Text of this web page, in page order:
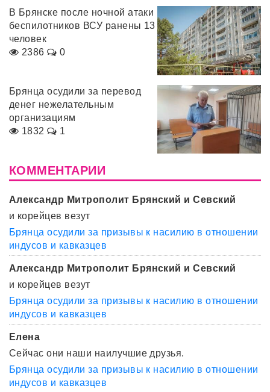
В Брянске после ночной атаки
беспилотников ВСУ ранены 13
человек
2386
0
Брянца осудили за перевод
денег нежелательным
организациям
1832
1
КОММЕНТАРИИ
Александр Митрополит Брянский и Севский
и корейцев везут
Брянца осудили за призывы к насилию в отношении
индусов и кавказцев
Александр Митрополит Брянский и Севский
и корейцев везут
Брянца осудили за призывы к насилию в отношении
индусов и кавказцев
Елена
Сейчас они наши наилучшие друзья.
Брянца осудили за призывы к насилию в отношении
индусов и кавказцев